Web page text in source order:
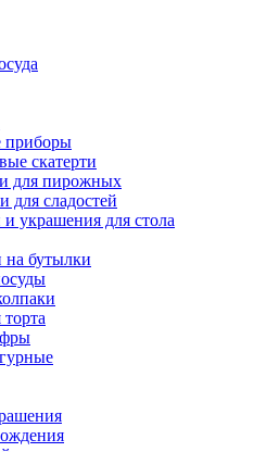
приборы
скатерти
для пирожных
для сладостей
и украшения для стола
на бутылки